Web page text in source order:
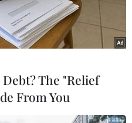
The "Relief
From You